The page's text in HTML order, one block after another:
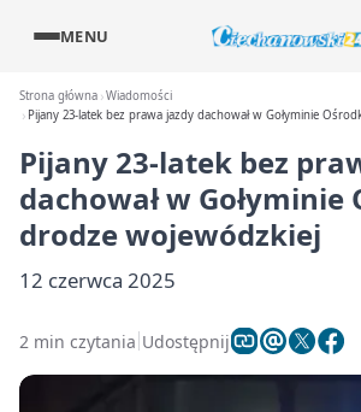
MENU
Strona główna Wiadomości
Pijany 23-latek bez prawa jazdy dachował w Gołyminie
Pijany 23-latek bez
dachował w Gołyminie
drodze wojewódzkiej
12 czerwca 2025
2 min czytania Udostępnij